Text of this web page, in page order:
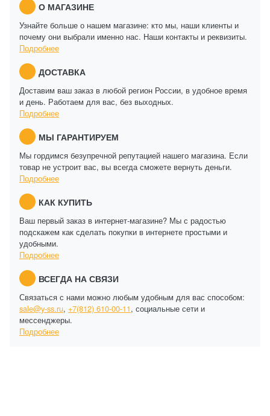
О МАГАЗИНЕ
Узнайте больше о нашем магазине: кто мы, наши клиенты и
почему они выбрали именно нас. Наши контакты и реквизиты.
Подробнее
ДОСТАВКА
Доставим ваш заказ в любой регион России, в удобное время
и день. Работаем для вас, без выходных.
Подробнее
МЫ ГАРАНТИРУЕМ
Мы гордимся безупречной репутацией нашего магазина. Если
товар не устроит вас, вы всегда сможете вернуть деньги.
Подробнее
КАК КУПИТЬ
Ваш первый заказ в интернет-магазине? Мы с радостью
подскажем как сделать покупки в интернете простыми и
удобными.
Подробнее
ВСЕГДА НА СВЯЗИ
Связаться с нами можно любым удобным для вас способом:
sale@y-ss.ru, +7(812) 610-00-11, социальные сети и
мессенджеры.
Подробнее